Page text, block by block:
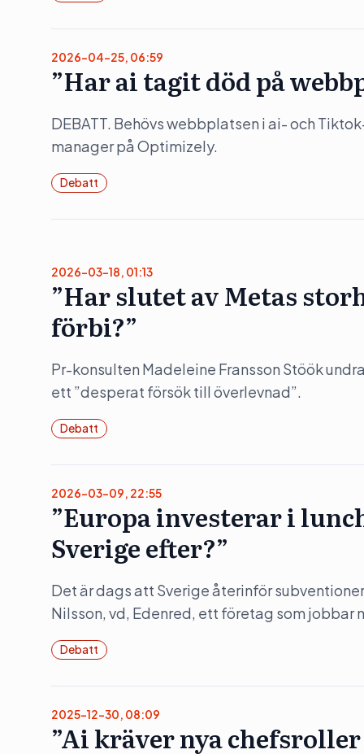
2026-04-25, 06:59
”Har ai tagit död på
DEBATT. Behövs webbplatsen i ai- och
manager på Optimizely.
Debatt
2026-03-18, 01:13
”Har slutet av Metas
förbi?”
Pr-konsulten Madeleine Fransson Stöök
ett ”desperat försök till överlevnad”.
Debatt
2026-03-09, 22:55
”Europa investerar i
Sverige efter?”
Det är dags att Sverige återinför
Nilsson, vd, Edenred, ett företag som jobbar
Debatt
2025-12-30, 08:09
”Ai kräver nya chefsroller